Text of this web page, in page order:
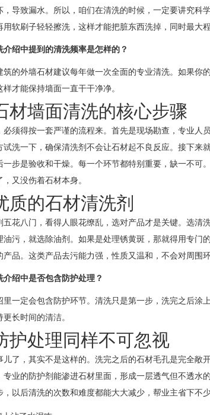
导致漏水。所以，咱们在清洗的时候，一定要讲究
软刷子轻轻擦洗，这样才能把脏东西洗掉，同时最大程
绍中提到的清洗频率是怎样的？
的外墙石材建议每年做一次全面的专业清洗。如果
才能保持墙面一直干干净净。
材墙面清洗的核心步骤
须得按一套严谨的流程来。首先是现场勘查，专业
洗一下，确保清洗剂不会让石材起不良反应。接下
一步是验收和干燥。每一个环节都特别重要，缺一不
又没伤着石材本身。
质的石材清洗剂
花八门，看得人眼花缭乱，选对产品才是关键。选
污，就选除油剂。如果是处理锈黄斑，那就得用专
品。这类产品去污能力强，性质又温和，不会对周围
绍中是否包含防护处理？
一定会包含防护环节。清洗只是第一步，洗完之后
长时间的清洁。
护处理同样不可忽视
了，其实不是这样的。洗完之后的石材毛孔是完全
专业的防护剂能渗进石材里面，形成一层透气但不透
以后清洗的次数和难度都能大大减少，帮业主省下不